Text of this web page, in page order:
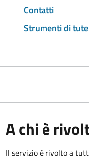
Contatti
Strumenti di
A chi è
Il servizio è rivolto a